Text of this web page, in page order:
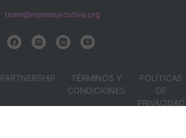
team@mamaejecutiva.org
PARTNERSHIP
TÉRMINOS Y
CONDICIONES
POLÍTICAS
DE
PRIVACIDAD